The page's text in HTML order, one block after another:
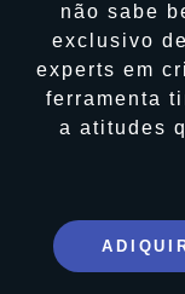
não sabe
exclusivo
experts em
ferramenta
a atitudes